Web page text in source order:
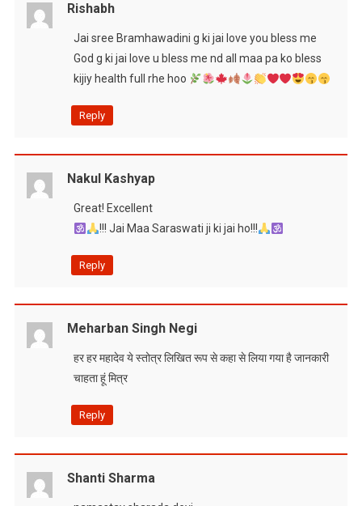
Rishabh
Jai sree Bramhawadini g ki jai love you bless me
God g ki jai love u bless me nd all maa pa ko bless
kijiy health full rhe hoo
Reply
Nakul Kashyap
Great! Excellent
!!! Jai Maa Saraswati ji ki jai ho!!!
Reply
Meharban Singh Negi
हर हर महादेव ये स्तोत्र लिखित रूप से कहा से लिया गया है जानकारी
चाहता हूं मित्र
Reply
Shanti Sharma